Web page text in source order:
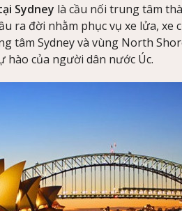
Sydney là cầu nối trung tâm
ra đời nhằm phục vụ xe lửa, xe
tâm Sydney và vùng North
hào của người dân nước Úc.